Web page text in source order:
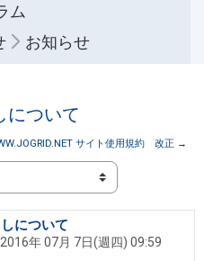
ム
お知らせ
について
サイト使用規約 改正 →
について
2016年 07月 7日(週四) 09:59